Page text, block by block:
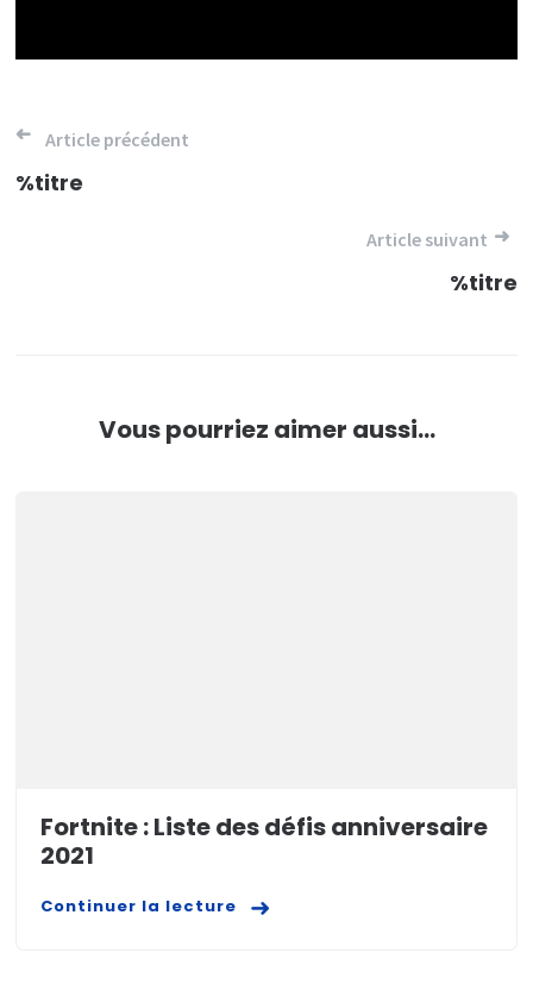
Navigation
de
Article précédent
%titre
Article suivant
%titre
Vous pourriez aimer aussi...
Fortnite : Liste des défis anniversaire
2021
Continuer la lecture